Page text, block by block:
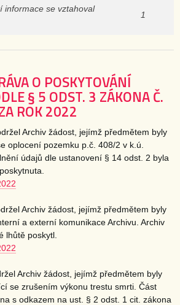
informace se vztahoval
1
O POSKYTOVÁNÍ
§ 5 ODST. 3 ZÁKONA Č.
ROK 2022
Archiv žádost, jejímž předmětem byly
oplocení pozemku p.č. 408/2 v k.ú.
údajů dle ustanovení § 14 odst. 2 byla
Archiv žádost, jejímž předmětem byly
a externí komunikace Archivu. Archiv
lhůtě poskytl.
Archiv žádost, jejímž předmětem byly
se zrušením výkonu trestu smrti. Část
s odkazem na ust. § 2 odst. 1 cit. zákona